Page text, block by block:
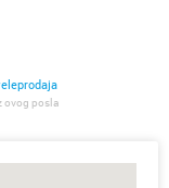
ovog posla